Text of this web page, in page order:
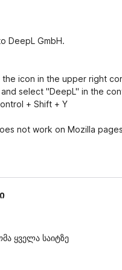
DeepL GmbH.
icon in the upper right
select "DeepL" in the
+ Shift + Y
not work on Mozilla
ყველა საიტზე